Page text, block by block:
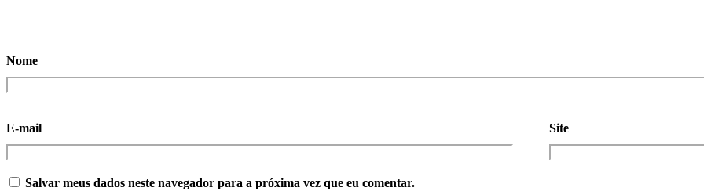
Nome
E-mail Site
Salvar meus dados neste navegador para a próxima vez que eu comentar.